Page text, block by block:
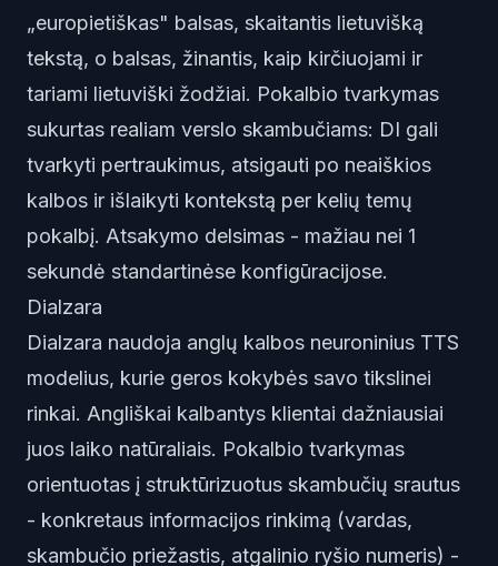
„europietiškas" balsas, skaitantis lietuvišką
tekstą, o balsas, žinantis, kaip kirčiuojami ir
tariami lietuviški žodžiai. Pokalbio tvarkymas
sukurtas realiam verslo skambučiams: DI gali
tvarkyti pertraukimus, atsigauti po neaiškios
kalbos ir išlaikyti kontekstą per kelių temų
pokalbį. Atsakymo delsimas - mažiau nei 1
sekundė standartinėse konfigūracijose.
Dialzara
Dialzara naudoja anglų kalbos neuroninius TTS
modelius, kurie geros kokybės savo tikslinei
rinkai. Angliškai kalbantys klientai dažniausiai
juos laiko natūraliais. Pokalbio tvarkymas
orientuotas į struktūrizuotus skambučių srautus
- konkretaus informacijos rinkimą (vardas,
skambučio priežastis, atgalinio ryšio numeris) -